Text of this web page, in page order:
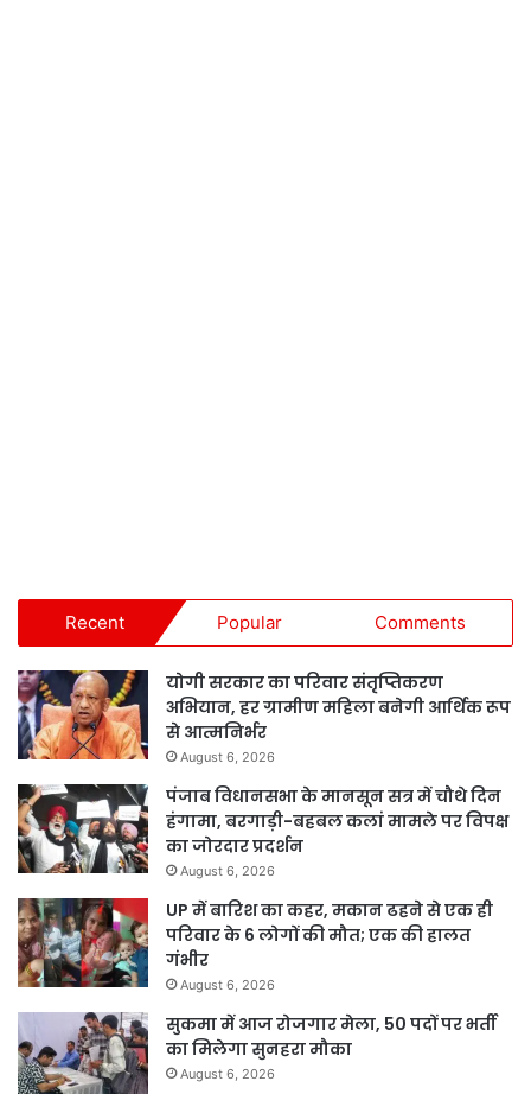
Recent Popular Comments
योगी सरकार का परिवार संतृप्तिकरण
अभियान, हर ग्रामीण महिला बनेगी आर्थिक रूप
से आत्मनिर्भर
August 6, 2026
पंजाब विधानसभा के मानसून सत्र में चौथे दिन
हंगामा, बरगाड़ी-बहबल कलां मामले पर विपक्ष
का जोरदार प्रदर्शन
August 6, 2026
UP में बारिश का कहर, मकान ढहने से एक ही
परिवार के 6 लोगों की मौत; एक की हालत
गंभीर
August 6, 2026
सुकमा में आज रोजगार मेला, 50 पदों पर भर्ती
का मिलेगा सुनहरा मौका
August 6, 2026